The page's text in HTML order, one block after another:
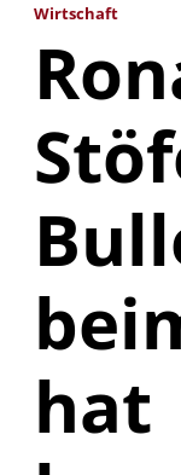
Wirtschaft
hat